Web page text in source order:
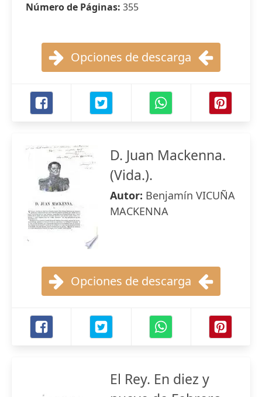
Número de Páginas: 355
Opciones de descarga
D. Juan Mackenna.
(Vida.).
Autor: Benjamín VICUÑA
MACKENNA
Opciones de descarga
El Rey. En diez y